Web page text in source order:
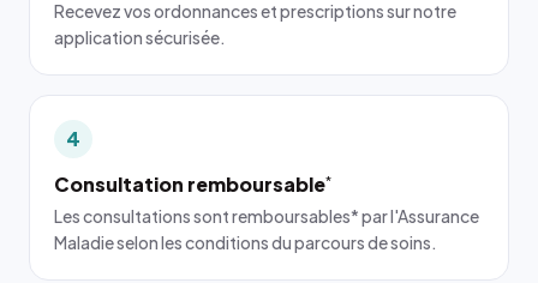
Recevez vos ordonnances et prescriptions sur notre
application sécurisée.
4
Consultation remboursable*
Les consultations sont remboursables* par l'Assurance
Maladie selon les conditions du parcours de soins.